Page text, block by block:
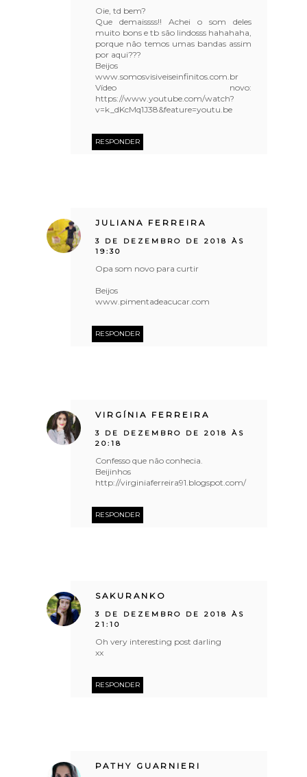
Oie, td bem?
Que demaissss!! Achei o som deles
muito bons e tb são lindosss hahahaha,
porque não temos umas bandas assim
por aqui???
Beijos
www.somosvisiveiseinfinitos.com.br
Vídeo novo:
https://www.youtube.com/watch?
v=k_dKcMq1J38&feature=youtu.be
RESPONDER
JULIANA FERREIRA
3 DE DEZEMBRO DE 2018 ÀS
19:30
Opa som novo para curtir
Beijos
www.pimentadeacucar.com
RESPONDER
VIRGÍNIA FERREIRA
3 DE DEZEMBRO DE 2018 ÀS
20:18
Confesso que não conhecia.
Beijinhos
http://virginiaferreira91.blogspot.com/
RESPONDER
SAKURANKO
3 DE DEZEMBRO DE 2018 ÀS
21:10
Oh very interesting post darling
xx
RESPONDER
PATHY GUARNIERI